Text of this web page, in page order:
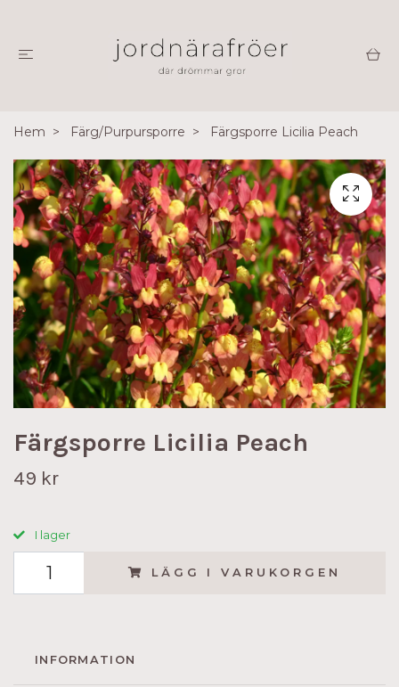
Hem Färg/Purpursporre Färgsporre Licilia Peach
Färgsporre Licilia Peach
49 kr
I lager
LÄGG I VARUKORGEN
INFORMATION